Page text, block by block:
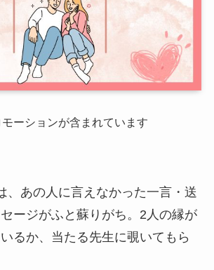
ーションが含まれています
、あの人に言えなかった一言・送
ージがふと蘇りがち。2人の縁が
るか、当たる先生に覗いてもら